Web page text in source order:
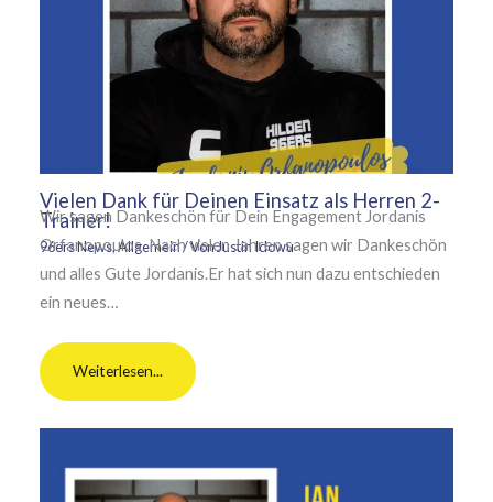
Vielen Dank für Deinen Einsatz als Herren 2-
Trainer!
96ers News,Allgemein/ VonJustin Idowu
Wir sagen Dankeschön für Dein Engagement Jordanis
Orfanopoulos. Nach vielen Jahren sagen wir Dankeschön
und alles Gute Jordanis.Er hat sich nun dazu entschieden
ein neues…
Weiterlesen...